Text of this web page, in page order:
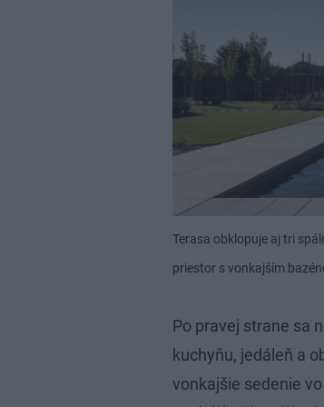
Terasa obklopuje aj tri
priestor s vonkajším
Po pravej strane sa
kuchyňu, jedáleň a
vonkajšie sedenie